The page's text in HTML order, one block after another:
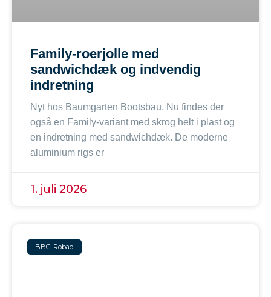
Family-roerjolle med
sandwichdæk og indvendig
indretning
Nyt hos Baumgarten Bootsbau. Nu findes der
også en Family-variant med skrog helt i plast og
en indretning med sandwichdæk. De moderne
aluminium rigs er
1. juli 2026
BBG-Robåd